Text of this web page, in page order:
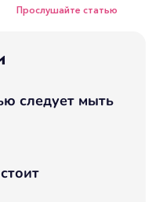
Прослушайте статью
следует мыть